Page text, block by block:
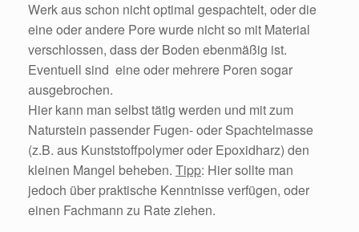
Werk aus schon nicht optimal gespachtelt, oder die
eine oder andere Pore wurde nicht so mit Material
verschlossen, dass der Boden ebenmäßig ist.
Eventuell sind eine oder mehrere Poren sogar
ausgebrochen.
Hier kann man selbst tätig werden und mit zum
Naturstein passender Fugen- oder Spachtelmasse
(z.B. aus Kunststoffpolymer oder Epoxidharz) den
kleinen Mangel beheben. Tipp: Hier sollte man
jedoch über praktische Kenntnisse verfügen, oder
einen Fachmann zu Rate ziehen.